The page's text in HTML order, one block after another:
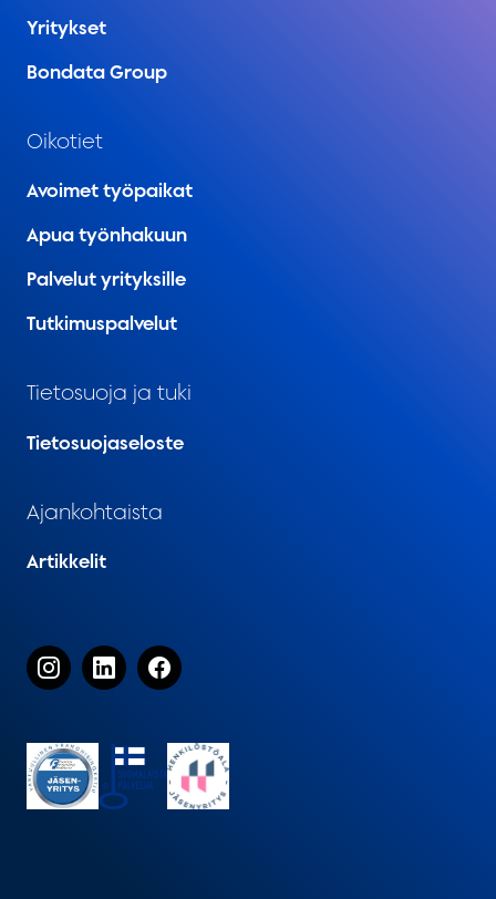
Yritykset
Bondata Group
Oikotiet
Avoimet työpaikat
Apua työnhakuun
Palvelut yrityksille
Tutkimuspalvelut
Tietosuoja ja tuki
Tietosuojaseloste
Ajankohtaista
Artikkelit